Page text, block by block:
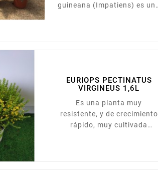
guineana (Impatiens) es
EURIOPS PECTINATUS
VIRGINEUS 1,6L
Es una planta muy
resistente, y de crecimiento
rápido, muy cultivada